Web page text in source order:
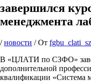
завершился
менеджмента
/новости / От
В «ЦЛАТИ по СЗФО»
дополнительной
квалификации «Система